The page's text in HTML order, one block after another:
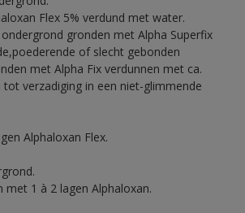
Flex 5% verdund met water.
gronden met Alpha Superfix
of slecht gebonden
met Alpha Fix verdunnen met ca.
tot verzadiging in een niet-glimmende
Alphaloxan Flex.
met 1 à 2 lagen Alphaloxan.